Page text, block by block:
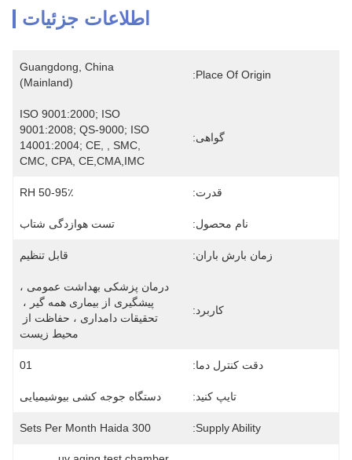
اطلاعات جزئیات
Place Of Origin:
Guangdong, China
(Mainland)
گواهی:
ISO 9001:2000; ISO
9001:2008; QS-9000; ISO
14001:2004; CE, , SMC,
CMC, CPA, CE,CMA,IMC
قدرت: 50-95٪ RH
نام محصول: تست هوازدگی شتاب
زمان بارش باران: قابل تنظیم
کاربرد:
محیط زیست
دقت کنترل دما: 01
تایپ کنید: دستگاه جوجه کشی بیوشیمیایی
Supply Ability:
300 Sets Per Month Haida